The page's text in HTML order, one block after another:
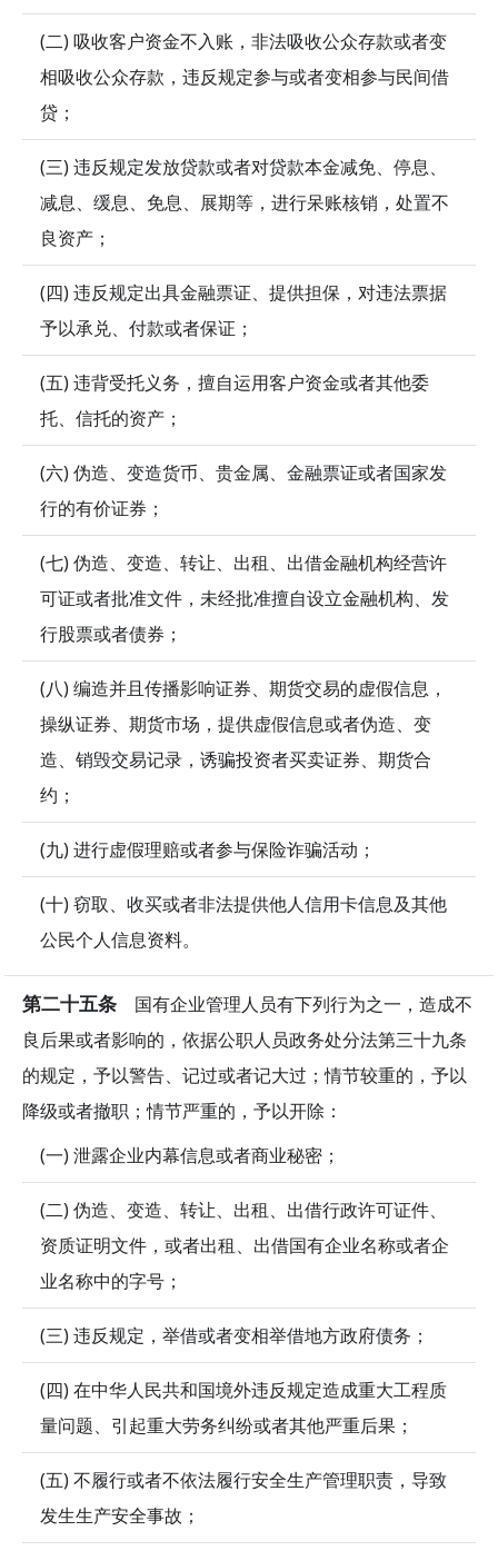
(二) 吸收客户资金不入账，非法吸收公众存款或者变
相吸收公众存款，违反规定参与或者变相参与民间借
贷；
(三) 违反规定发放贷款或者对贷款本金减免、停息、
减息、缓息、免息、展期等，进行呆账核销，处置不
良资产；
(四) 违反规定出具金融票证、提供担保，对违法票据
予以承兑、付款或者保证；
(五) 违背受托义务，擅自运用客户资金或者其他委
托、信托的资产；
(六) 伪造、变造货币、贵金属、金融票证或者国家发
行的有价证券；
(七) 伪造、变造、转让、出租、出借金融机构经营许
可证或者批准文件，未经批准擅自设立金融机构、发
行股票或者债券；
(八) 编造并且传播影响证券、期货交易的虚假信息，
操纵证券、期货市场，提供虚假信息或者伪造、变
造、销毁交易记录，诱骗投资者买卖证券、期货合
约；
(九) 进行虚假理赔或者参与保险诈骗活动；
(十) 窃取、收买或者非法提供他人信用卡信息及其他
公民个人信息资料。
第二十五条 国有企业管理人员有下列行为之一，造成不
良后果或者影响的，依据公职人员政务处分法第三十九条
的规定，予以警告、记过或者记大过；情节较重的，予以
降级或者撤职；情节严重的，予以开除：
(一) 泄露企业内幕信息或者商业秘密；
(二) 伪造、变造、转让、出租、出借行政许可证件、
资质证明文件，或者出租、出借国有企业名称或者企
业名称中的字号；
(三) 违反规定，举借或者变相举借地方政府债务；
(四) 在中华人民共和国境外违反规定造成重大工程质
量问题、引起重大劳务纠纷或者其他严重后果；
(五) 不履行或者不依法履行安全生产管理职责，导致
发生生产安全事故；